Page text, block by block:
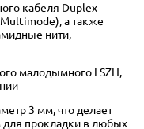
кабеля Duplex
а также
нити,
малодымного LSZH,
3 мм, что делает
для прокладки в любых